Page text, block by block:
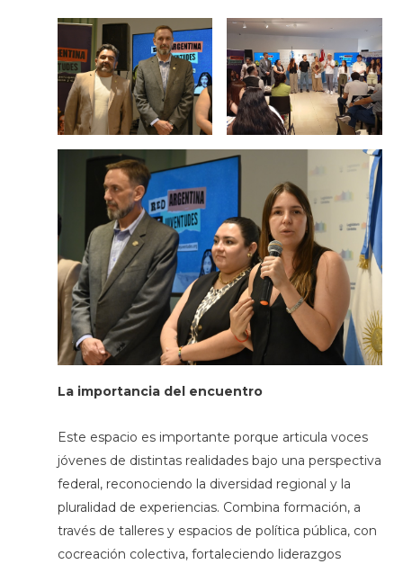
La importancia del encuentro
Este espacio es importante porque articula voces
jóvenes de distintas realidades bajo una perspectiva
federal, reconociendo la diversidad regional y la
pluralidad de experiencias. Combina formación, a
través de talleres y espacios de política pública, con
cocreación colectiva, fortaleciendo liderazgos